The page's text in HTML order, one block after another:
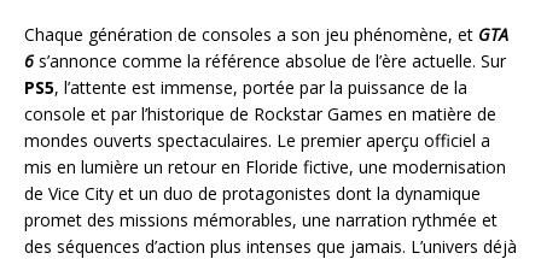
Chaque génération de consoles a son jeu phénomène, et GTA
6 s’annonce comme la référence absolue de l’ère actuelle. Sur
PS5, l’attente est immense, portée par la puissance de la
console et par l’historique de Rockstar Games en matière de
mondes ouverts spectaculaires. Le premier aperçu officiel a
mis en lumière un retour en Floride fictive, une modernisation
de Vice City et un duo de protagonistes dont la dynamique
promet des missions mémorables, une narration rythmée et
des séquences d’action plus intenses que jamais. L’univers déjà